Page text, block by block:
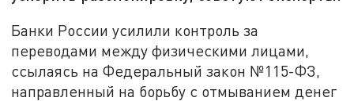
Банки России усилили контроль за
переводами между физическими лицами,
ссылаясь на Федеральный закон №115-ФЗ,
направленный на борьбу с отмыванием денег